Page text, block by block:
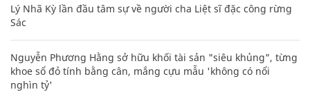
Lý Nhã Kỳ lần đầu tâm sự về người cha Liệt sĩ đặc công rừng
Sác
Nguyễn Phương Hằng sở hữu khối tài sản "siêu khủng", từng
khoe sổ đỏ tính bằng cân, mắng cựu mẫu 'không có nổi
nghìn tỷ'